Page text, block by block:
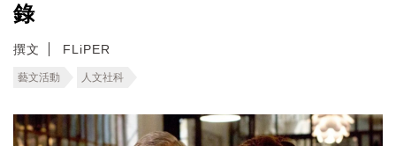
錄
撰文 FLiPER
藝文活動 人文社科